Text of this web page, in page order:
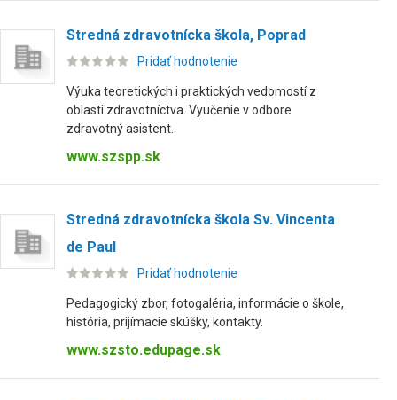
Stredná zdravotnícka škola, Poprad
Pridať hodnotenie
Výuka teoretických i praktických vedomostí z
oblasti zdravotníctva. Vyučenie v odbore
zdravotný asistent.
www.szspp.sk
Stredná zdravotnícka škola Sv. Vincenta
de Paul
Pridať hodnotenie
Pedagogický zbor, fotogaléria, informácie o škole,
história, prijímacie skúšky, kontakty.
www.szsto.edupage.sk